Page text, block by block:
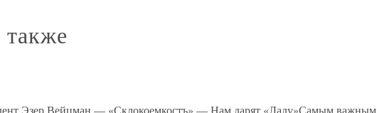
Эзер Вейцман — «Склокоемкостъ» — Нам дарят «Ладу»Самым важным